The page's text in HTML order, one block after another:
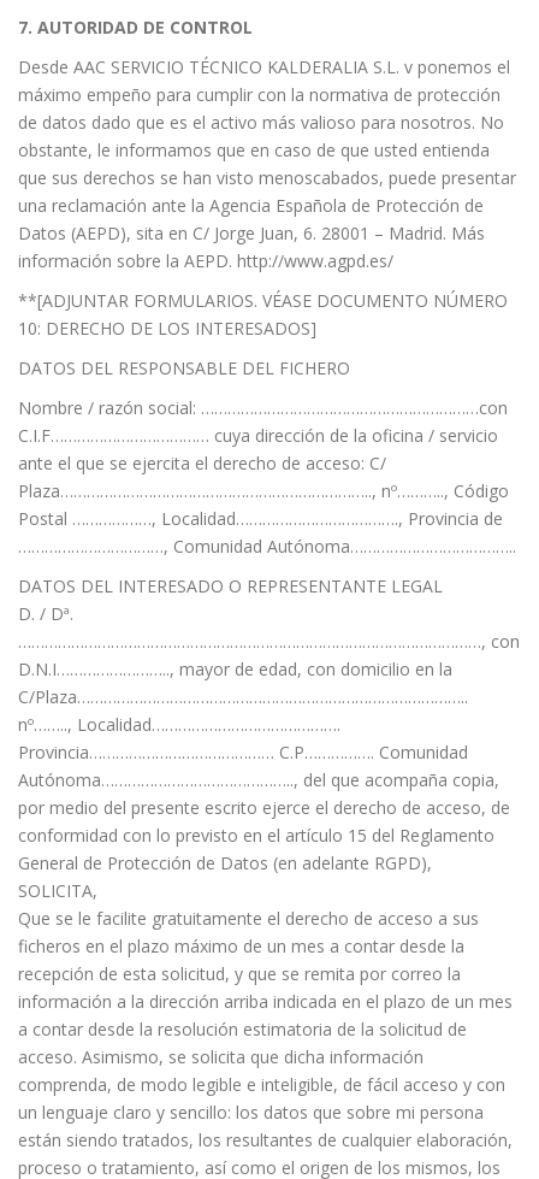
7. AUTORIDAD DE CONTROL
Desde AAC SERVICIO TÉCNICO KALDERALIA S.L. v ponemos el
máximo empeño para cumplir con la normativa de protección
de datos dado que es el activo más valioso para nosotros. No
obstante, le informamos que en caso de que usted entienda
que sus derechos se han visto menoscabados, puede presentar
una reclamación ante la Agencia Española de Protección de
Datos (AEPD), sita en C/ Jorge Juan, 6. 28001 – Madrid. Más
información sobre la AEPD. http://www.agpd.es/
**[ADJUNTAR FORMULARIOS. VÉASE DOCUMENTO NÚMERO
10: DERECHO DE LOS INTERESADOS]
DATOS DEL RESPONSABLE DEL FICHERO
Nombre / razón social: ………………………………………………………con
C.I.F……………………………… cuya dirección de la oficina / servicio
ante el que se ejercita el derecho de acceso: C/
Plaza…………………………………………………………….., nº……….., Código
Postal ………………, Localidad………………………………., Provincia de
……………………………, Comunidad Autónoma………………………………..
DATOS DEL INTERESADO O REPRESENTANTE LEGAL
D. / Dª.
……………………………………………………………………………………………, con
D.N.I…………………….., mayor de edad, con domicilio en la
C/Plaza……………………………………………………………………………..
nº…….., Localidad…………………………………….
Provincia…………………………………… C.P……………. Comunidad
Autónoma…………………………………….., del que acompaña copia,
por medio del presente escrito ejerce el derecho de acceso, de
conformidad con lo previsto en el artículo 15 del Reglamento
General de Protección de Datos (en adelante RGPD),
SOLICITA,
Que se le facilite gratuitamente el derecho de acceso a sus
ficheros en el plazo máximo de un mes a contar desde la
recepción de esta solicitud, y que se remita por correo la
información a la dirección arriba indicada en el plazo de un mes
a contar desde la resolución estimatoria de la solicitud de
acceso. Asimismo, se solicita que dicha información
comprenda, de modo legible e inteligible, de fácil acceso y con
un lenguaje claro y sencillo: los datos que sobre mi persona
están siendo tratados, los resultantes de cualquier elaboración,
proceso o tratamiento, así como el origen de los mismos, los